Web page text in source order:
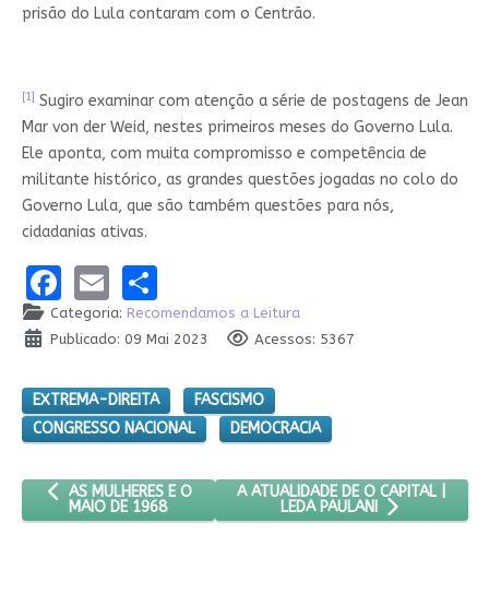
prisão do Lula contaram com o Centrão.
[1] Sugiro examinar com atenção a série de postagens de Jean
Mar von der Weid, nestes primeiros meses do Governo Lula.
Ele aponta, com muita compromisso e competência de
militante histórico, as grandes questões jogadas no colo do
Governo Lula, que são também questões para nós,
cidadanias ativas.
Facebook
EmailShare
Categoria: Recomendamos a Leitura
Publicado: 09 Mai 2023
Acessos: 5367
EXTREMA-DIREITA
FASCISMO
CONGRESSO NACIONAL
DEMOCRACIA
ARTIGO ANTERIOR: AS MULHERES E O MAIO DE 1968
AS MULHERES E O
MAIO DE 1968
PRÓXIMO ARTIGO: A ATUALIDADE
A ATUALIDADE DE O CAPITAL |
LEDA PAULANI